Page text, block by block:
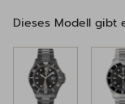
Dieses Modell gibt